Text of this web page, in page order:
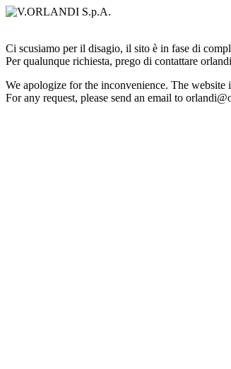
Ci scusiamo per il disagio, il sito è in fase di
Per qualunque richiesta, prego di contattare
We apologize for the inconvenience. The
For any request, please send an email to